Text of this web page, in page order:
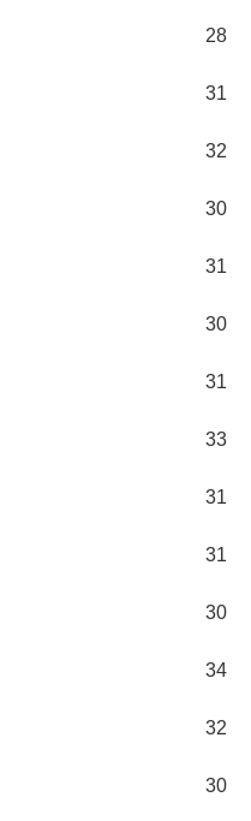
28
31
32
30
31
30
31
33
31
31
30
34
32
30